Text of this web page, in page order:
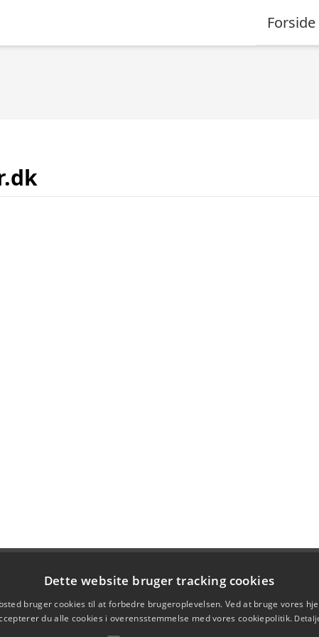
Forside
Dette website bruger tracking cookies
bruger cookies til at forbedre brugeroplevelsen. Ved at bruge vores
du alle cookies i overensstemmelse med vores cookiepolitik.